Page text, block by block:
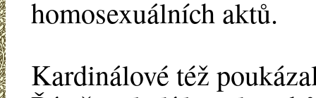
homosexuálních aktů.
Kardinálové též